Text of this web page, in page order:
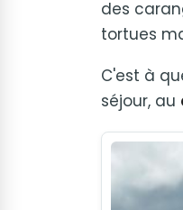
des
tortues
C'est à
séjour, au